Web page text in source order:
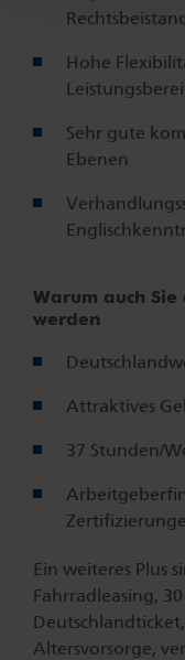
Hohe
Sehr gute
Ebenen
Warum auch
werden
Attraktives
37 Stunden/
Ein weiteres Plus
Fahrradleasing,
Altersvorsorge,